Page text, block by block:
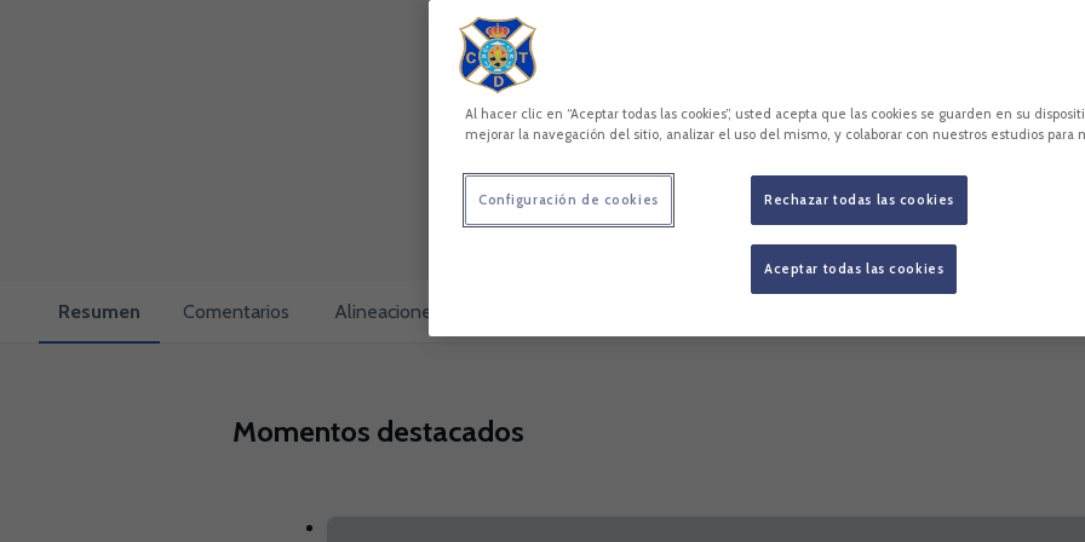
Resumen Comentarios Alineaciones
Momentos destacados
Al hacer clic en “Aceptar todas las cookies”, usted acepta que las cookies se guarden en su
mejorar la navegación del sitio, analizar el uso del mismo, y colaborar con nuestros estudios para
Rechazar todas las cookies
Aceptar todas las cookies
Configuración de cookies